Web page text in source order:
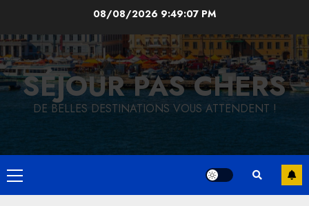
content
08/08/2026 9:49:09 PM
SÉJOUR PAS CHERS
DE BELLES DESTINATIONS VOUS ATTENDENT !
Primary
Menu